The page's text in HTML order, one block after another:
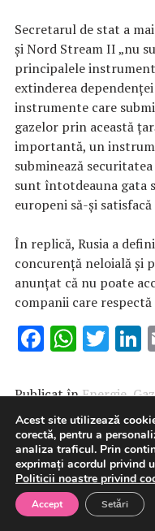
Secretarul de stat a
și Nord Stream II „nu
principalele
extinderea
instrumente care
gazelor prin această
importantă, un
subminează
sunt întotdeauna gata
europeni să-și
În replică, Rusia a
concurență neloială și
anunțat că nu poate
companii care
F
e
b
o
o
k
W
at
s
A
p
p
T
it
te
r
k
e
Publicat înEnergie,
gaze, Marea Neagră,
legătura permanentă.
Acest site utilizează
corectă, pentru a
analiza traficul. Prin
exprimați acordul privind
Politicii noastre privind
Accept Setări